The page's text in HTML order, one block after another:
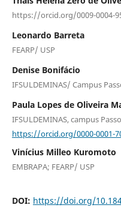
https://orcid.org/0009-0004-
Leonardo Barreta
FEARP/ USP
Denise Bonifácio
IFSULDEMINAS/ Campus
Paula Lopes de Oliveira
IFSULDEMINAS, campus
https://orcid.org/0000-0001-
Vinícius Milleo Kuromoto
EMBRAPA; FEARP/ USP
DOI: https://doi.org/